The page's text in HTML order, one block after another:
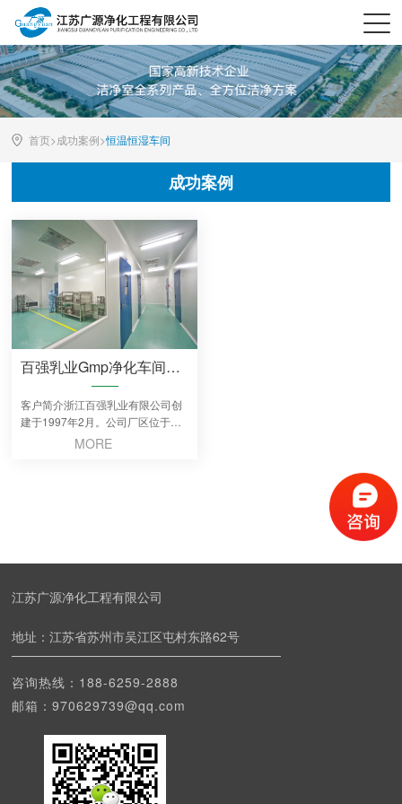
首页>成功案例>恒温恒湿车间
成功案例
百强乳业Gmp净化车间装修工程
客户简介浙江百强乳业有限公司创
建于1997年2月。公司厂区位于陶
山镇新岙村，占地...
MORE
江苏广源净化工程有限公司
地址：江苏省苏州市吴江区屯村东路62号
咨询热线： 188-6259-2888
邮箱：970629739@qq.com